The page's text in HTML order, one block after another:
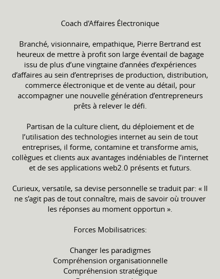
Coach d'Affaires Électronique
Branché, visionnaire, empathique, Pierre Bertrand est
heureux de mettre à profit son large éventail de bagage
issu de plus d’une vingtaine d’années d’expériences
d’affaires au sein d’entreprises de production, distribution,
commerce électronique et de vente au détail, pour
accompagner une nouvelle génération d’entrepreneurs
prêts à relever le défi.
Partisan de la culture client, du déploiement et de
l’utilisation des technologies internet au sein de tout
entreprises, il forme, contamine et transforme amis,
collègues et clients aux avantages indéniables de l’internet
et de ses applications web2.0 présents et futurs.
Curieux, versatile, sa devise personnelle se traduit par: « Il
ne s’agit pas de tout connaître, mais de savoir où trouver
les réponses au moment opportun ».
Forces Mobilisatrices:
Changer les paradigmes
Compréhension organisationnelle
Compréhension stratégique